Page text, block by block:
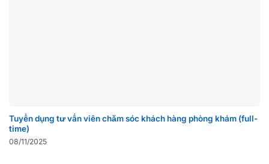
Tuyển dụng tư vấn viên chăm sóc khách hàng phòng khám (full-
time)
08/11/2025